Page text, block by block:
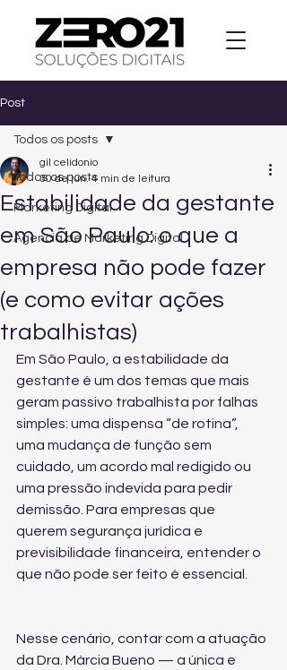
Post
Todos os posts
Marketing Digital
Agencia de Marketing Digital
Todos os posts
Estabilidade da gestante
em São Paulo: o que a
empresa não pode fazer
(e como evitar ações
trabalhistas)
gil celidonio
30 de jun. 4 min de leitura
Em São Paulo, a estabilidade da
gestante é um dos temas que mais
geram passivo trabalhista por falhas
simples: uma dispensa “de rotina”,
uma mudança de função sem
cuidado, um acordo mal redigido ou
uma pressão indevida para pedir
demissão. Para empresas que
querem segurança jurídica e
previsibilidade financeira, entender o
que não pode ser feito é essencial.
Nesse cenário, contar com a atuação
da Dra. Márcia Bueno — a única e